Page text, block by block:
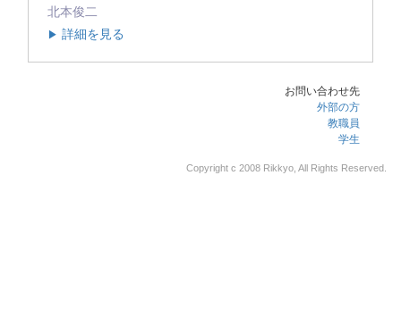
北本俊二
▶ 詳細を見る
お問い合わせ先
外部の方
教職員
学生
Copyright c 2008 Rikkyo, All Rights Reserved.